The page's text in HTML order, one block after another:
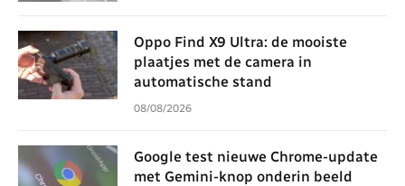
Oppo Find X9 Ultra: de mooiste
plaatjes met de camera in
automatische stand
08/08/2026
Google test nieuwe Chrome-update
met Gemini-knop onderin beeld